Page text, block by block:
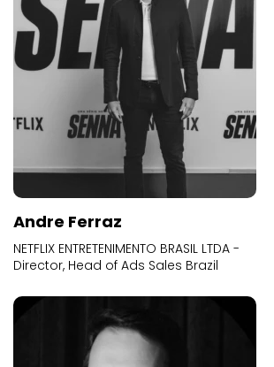
Andre Ferraz
NETFLIX ENTRETENIMENTO BRASIL LTDA -
Director, Head of Ads Sales Brazil